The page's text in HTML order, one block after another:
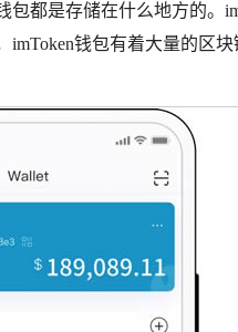
都是存储在什么地方的。
钱包有着大量的区